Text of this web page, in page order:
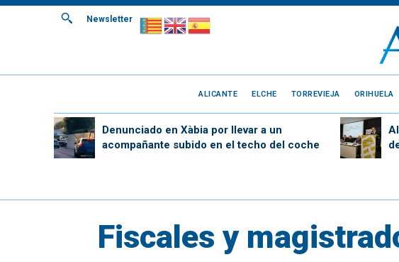
Newsletter
ALICANTE ELCHE TORREVIEJA ORIHUELA
Denunciado en Xàbia por llevar a un
acompañante subido en el techo del coche
Fiscales y